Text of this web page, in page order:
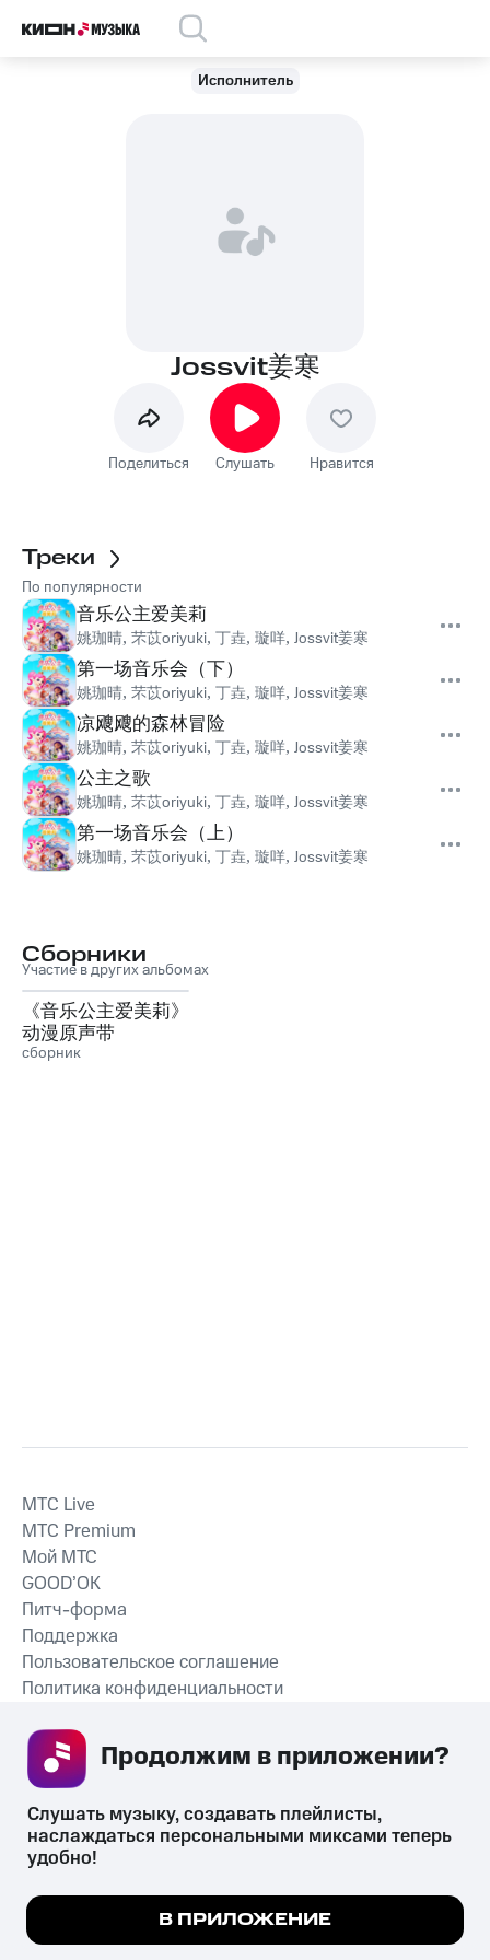
Исполнитель
Jossvit姜寒
Поделиться Слушать Нравится
Треки
По популярности
音乐公主爱美莉
姚珈晴, 芣苡oriyuki, 丁垚, 璇咩, Jossvit姜寒
第一场音乐会（下）
姚珈晴, 芣苡oriyuki, 丁垚, 璇咩, Jossvit姜寒
凉飕飕的森林冒险
姚珈晴, 芣苡oriyuki, 丁垚, 璇咩, Jossvit姜寒
公主之歌
姚珈晴, 芣苡oriyuki, 丁垚, 璇咩, Jossvit姜寒
第一场音乐会（上）
姚珈晴, 芣苡oriyuki, 丁垚, 璇咩, Jossvit姜寒
Сборники
Участие в других альбомах
《音乐公主爱美莉》
动漫原声带
сборник
СКАЧАТЬ ПРИЛОЖЕНИЕ
MTС Live
MTС Premium
Мой МТС
GOOD’OK
Питч-форма
Поддержка
Пользовательское соглашение
Политика конфиденциальности
психотропных веществ, их аналогов причиняет вред здоровью,
их незаконный оборот запрещён и влечёт установленную
законодательством ответственность.
Мы используем куки, чтобы на сайте все
Подробнее
Слушать музыку, создавать плейлисты,
наслаждаться персональными миксами теперь
удобно!
В ПРИЛОЖЕНИЕ